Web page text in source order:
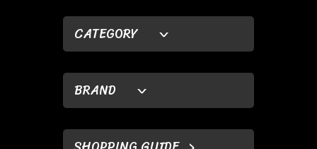
CATEGORY
BRAND